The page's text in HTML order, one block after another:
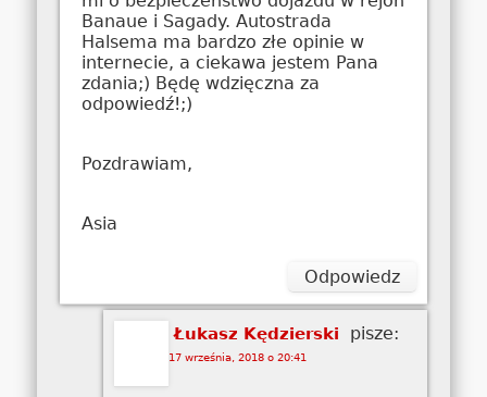
Banaue i Sagady. Autostrada
Halsema ma bardzo złe opinie w
internecie, a ciekawa jestem Pana
zdania;) Będę wdzięczna za
odpowiedź!;)
Pozdrawiam,
Asia
Odpowiedz
Łukasz Kędzierski pisze:
17 września, 2018 o 20:41